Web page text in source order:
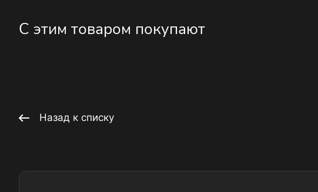
С этим товаром покупают
Назад к списку